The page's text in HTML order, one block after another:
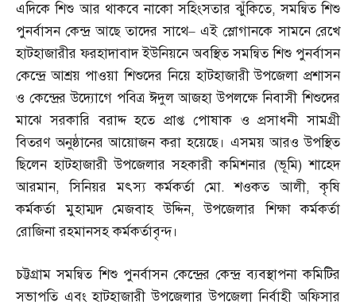
এদিকে শিশু আর থাকবে নাকো সহিংসতার ঝুঁকিতে,সমন্বিত শিশু
পুনর্বাসন কেন্দ্র আছে তাদের সাথে– এই স্লোগানকে সামনে রেখে
হাটহাজারীর ফরহাদাবাদ ইউনিয়নে অবস্থিত সমন্বিত শিশু পুনর্বাসন
কেন্দ্রে আশ্রয় পাওয়া শিশুদের নিয়ে হাটহাজারী উপজেলা প্রশাসন
ও কেন্দ্রের উদ্যোগে পবিত্র ঈদুল আজহা উপলক্ষে নিবাসী শিশুদের
মাঝে সরকারি বরাদ্দ হতে প্রাপ্ত পোষাক ও প্রসাধনী সামগ্রী
বিতরণ অনুষ্ঠানের আয়োজন করা হয়েছে। এসময় আরও উপস্থিত
ছিলেন হাটহাজারী উপজেলার সহকারী কমিশনার (ভূমি)শাহেদ
আরমান,সিনিয়র মৎস্য কর্মকর্তা মো.শওকত আলী,কৃষি
কর্মকর্তা মুহাম্মদ মেজবাহ উদ্দিন,উপজেলার শিক্ষা কর্মকর্তা
রোজিনা রহমানসহ কর্মকর্তাবৃন্দ।
চট্টগ্রাম সমন্বিত শিশু পুনর্বাসন কেন্দ্রের কেন্দ্র ব্যবস্থাপনা কমিটির
সভাপতি এবং হাটহাজারী উপজেলার উপজেলা নির্বাহী অফিসার